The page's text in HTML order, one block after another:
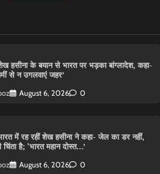
हसीना के बयान से भारत पर भड़का बांग्लादेश, कहा-
से न उगलवाएं जहर’
August 6, 2026 0
में रह रहीं शेख हसीना ने कहा- जेल का डर नहीं,
है; ‘भारत महान दोस्त…’
August 6, 2026 0